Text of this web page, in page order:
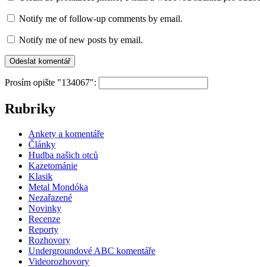
Notify me of follow-up comments by email.
Notify me of new posts by email.
Prosím opište "134067":
Rubriky
Ankety a komentáře
Články
Hudba našich otců
Kazetománie
Klasik
Metal Mondóka
Nezařazené
Novinky
Recenze
Reporty
Rozhovory
Undergroundové ABC komentáře
Videorozhovory